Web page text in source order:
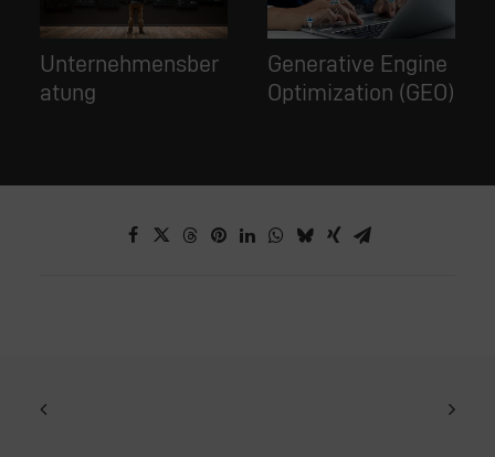
Generative Engine
Optimization (GEO)
Webdesign
Agentur